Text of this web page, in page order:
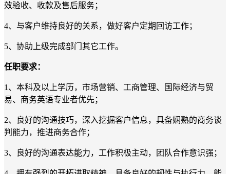
效验收、收款及售后服务；
4、与客户维持良好的关系，做好客户定期回访工作；
5、协助上级完成部门其它工作。
任职要求：
1、本科及以上学历，市场营销、 工商管理、国际经济与贸
易、商务英语专业者优先；
2、良好的沟通技巧，深入挖掘客户信息，具备娴熟的商务谈
判能力，推进商务合作；
3、良好的沟通表达能力，工作积极主动，团队合作意识强；